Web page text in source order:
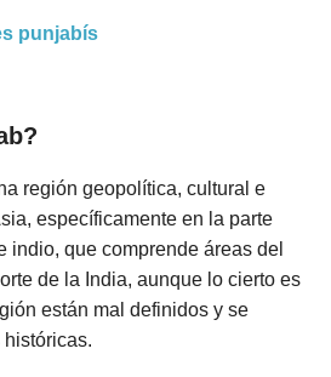
punjabís
región geopolítica, cultural e
específicamente en la parte
indio, que comprende áreas del
de la India, aunque lo cierto es
están mal definidos y se